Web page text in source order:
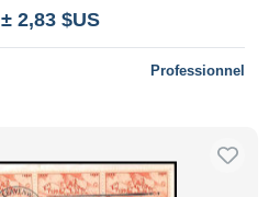
± 2,83 $US
Professionnel